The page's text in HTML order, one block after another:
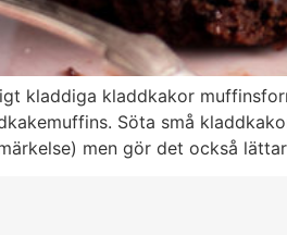
kladdiga kladdkakor
Söta små
men gör det också